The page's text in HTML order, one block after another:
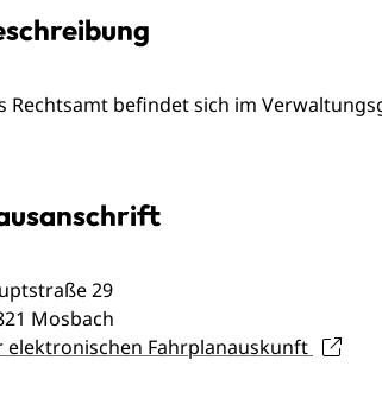
Rechtsamt befindet sich im
29
Mosbach
elektronischen Fahrplanauskunft